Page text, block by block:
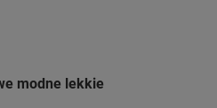
modne lekkie